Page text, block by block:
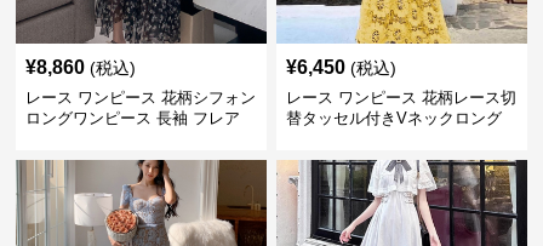
¥8,860 (税込)
レース ワンピース 花柄シフォン
ロングワンピース 長袖 フレア
¥6,450 (税込)
レース ワンピース 花柄レース切
替タッセル付きVネックロング